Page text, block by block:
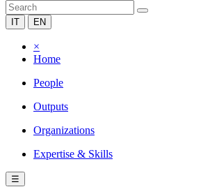
IT EN
×
Home
People
Outputs
Organizations
Expertise & Skills
☰